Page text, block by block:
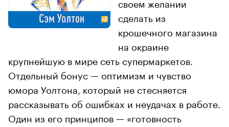
сделать из
крошечного магазина
на окраине
крупнейшую в мире сеть супермаркетов.
Отдельный бонус — оптимизм и чувство
юмора Уолтона, который не стесняется
рассказывать об ошибках и неудачах в работе.
Один из его принципов — «готовность